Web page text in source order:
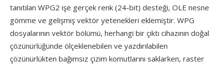
tanıtılan WPG2 işe gerçek renk (24-bit) desteği, OLE nesne
gömme ve gelişmiş vektör yetenekleri eklemiştir. WPG
dosyalarının vektör bölümü, herhangi bir çıktı cihazının doğal
çözünürlüğünde ölçeklenebilen ve yazdırılabilen
çözünürlükten bağımsız çizim komutlarını saklarken, raster